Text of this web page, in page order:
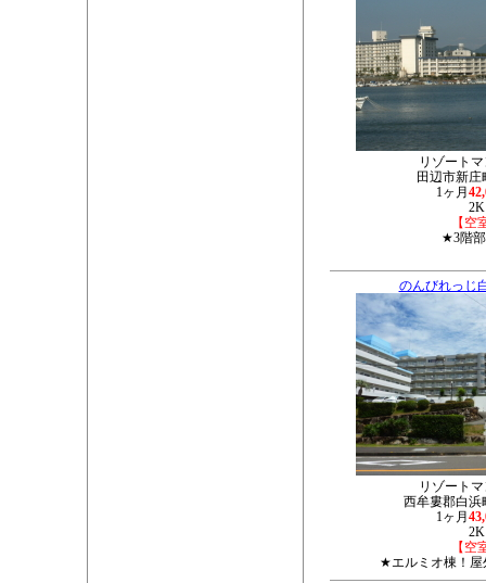
リゾート
田辺市新庄
1ヶ月
2K
【空
★3階
のんびれっじ
リゾート
西牟婁郡白浜
1ヶ月
2K
【空
★エルミオ棟！